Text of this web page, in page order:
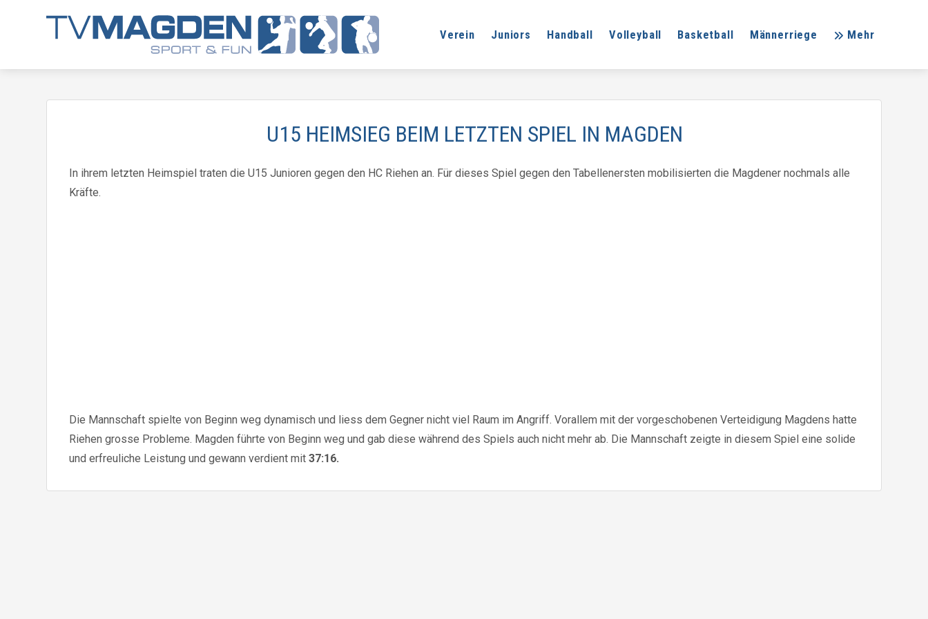
Verein Juniors Handball Volleyball Basketball Männerriege Mehr
U15 HEIMSIEG BEIM LETZTEN SPIEL IN MAGDEN
In ihrem letzten Heimspiel traten die U15 Junioren gegen den HC Riehen an. Für dieses Spiel gegen den Tabellenersten mobilisierten die Magdener nochmals alle
Kräfte.
Die Mannschaft spielte von Beginn weg dynamisch und liess dem Gegner nicht viel Raum im Angriff. Vorallem mit der vorgeschobenen Verteidigung Magdens hatte
Riehen grosse Probleme. Magden führte von Beginn weg und gab diese während des Spiels auch nicht mehr ab. Die Mannschaft zeigte in diesem Spiel eine solide
und erfreuliche Leistung und gewann verdient mit 37:16.